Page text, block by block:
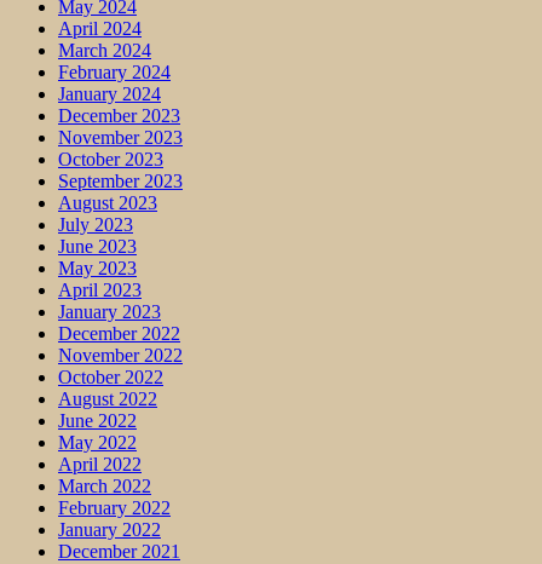
May 2024
April 2024
March 2024
February 2024
January 2024
December 2023
November 2023
October 2023
September 2023
August 2023
July 2023
June 2023
May 2023
April 2023
January 2023
December 2022
November 2022
October 2022
August 2022
June 2022
May 2022
April 2022
March 2022
February 2022
January 2022
December 2021